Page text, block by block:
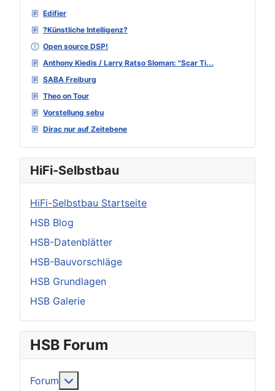
Edifier
?Künstliche Intelligenz?
Open source DSP!
Anthony Kiedis / Larry Ratso Sloman: "Scar Ti...
SABA Freiburg
Theo on Tour
Vorstellung sebu
Dirac nur auf Zeitebene
HiFi-Selbstbau
HiFi-Selbstbau Startseite
HSB Blog
HSB-Datenblätter
HSB-Bauvorschläge
HSB Grundlagen
HSB Galerie
HSB Forum
Forum